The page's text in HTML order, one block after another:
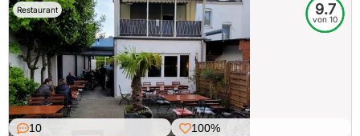
Restaurant 9.7
von 10
10 100%